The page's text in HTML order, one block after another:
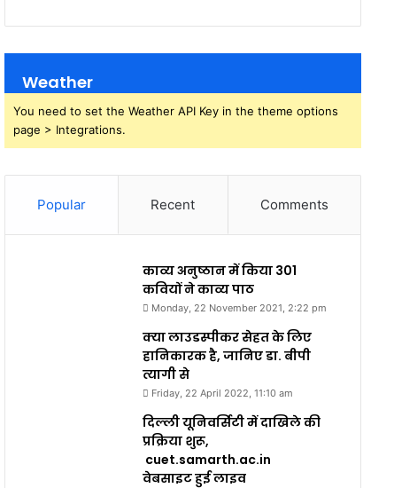
Weather
You need to set the Weather API Key in the theme options
page > Integrations.
Popular Recent Comments
काव्य अनुष्ठान में किया 301
कवियों ने काव्य पाठ
Monday, 22 November 2021, 2:22 pm
क्या लाउडस्पीकर सेहत के लिए
हानिकारक है, जानिए डा. बीपी
त्यागी से
Friday, 22 April 2022, 11:10 am
दिल्ली यूनिवर्सिटी में दाखिले की
प्रक्रिया शुरू,
cuet.samarth.ac.in
वेबसाइट हुई लाइव